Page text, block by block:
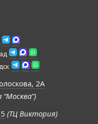
2А
(ТЦ Виктория)